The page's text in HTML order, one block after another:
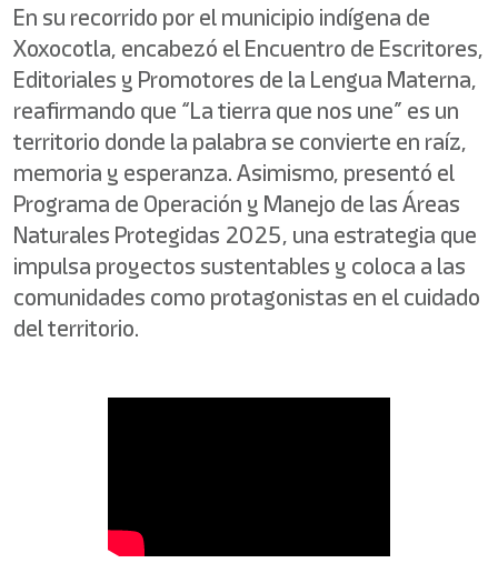
En su recorrido por el municipio indígena de
Xoxocotla, encabezó el Encuentro de Escritores,
Editoriales y Promotores de la Lengua Materna,
reafirmando que “La tierra que nos une” es un
territorio donde la palabra se convierte en raíz,
memoria y esperanza. Asimismo, presentó el
Programa de Operación y Manejo de las Áreas
Naturales Protegidas 2025, una estrategia que
impulsa proyectos sustentables y coloca a las
comunidades como protagonistas en el cuidado
del territorio.